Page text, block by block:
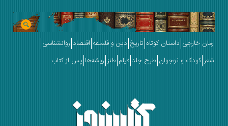
خارجی داستان کوتاه تاریخ دین و فلسفه اقتصاد روانشناسی
کودک و نوجوان طرح جلد فیلم طنز ریشه‌ها پس از کتاب